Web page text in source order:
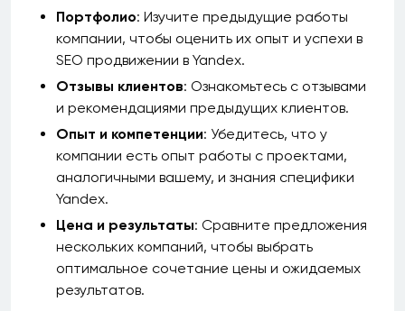
Портфолио: Изучите предыдущие работы
компании, чтобы оценить их опыт и успехи в
SEO продвижении в Yandex.
Отзывы клиентов: Ознакомьтесь с отзывами
и рекомендациями предыдущих клиентов.
Опыт и компетенции: Убедитесь, что у
компании есть опыт работы с проектами,
аналогичными вашему, и знания специфики
Yandex.
Цена и результаты: Сравните предложения
нескольких компаний, чтобы выбрать
оптимальное сочетание цены и ожидаемых
результатов.